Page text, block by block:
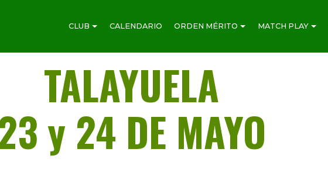
CLUB CALENDARIO ORDEN MÉRITO MATCH PLAY
TALAYUELA
y 24 DE MAYO